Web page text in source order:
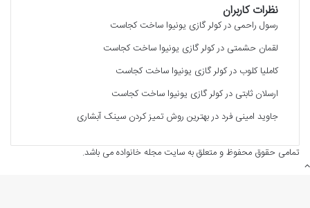
نظرات کاربران
رسول راحمی درکولر گازی یونیوا ساخت کجاست
لقمان حشمتی درکولر گازی یونیوا ساخت کجاست
کاملیا کلوب درکولر گازی یونیوا ساخت کجاست
ارسلان ثابتی درکولر گازی یونیوا ساخت کجاست
جاوید امینی فرد دربهترین روش تمیز کردن سینک آبشاری
تمامی حقوق محفوظ و متعلق به سایت مجله خانواده می باشد.